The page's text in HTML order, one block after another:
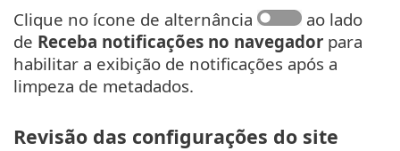
Clique no ícone de alternância
ao lado
de Receba notificações no navegador para
habilitar a exibição de notificações após a
limpeza de metadados.
Revisão das configurações do site